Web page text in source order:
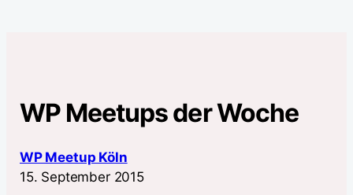
WP Meetups der Woche
WP Meetup Köln
15. September 2015